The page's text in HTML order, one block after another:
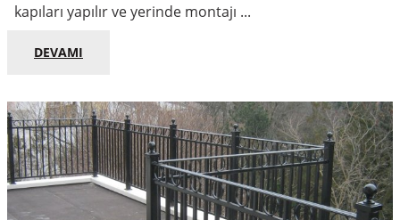
kapıları yapılır ve yerinde montajı ...
DEVAMI